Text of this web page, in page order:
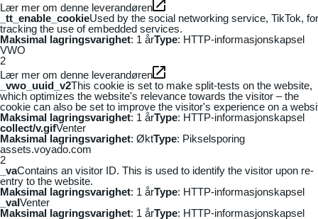
Lær mer om denne leverandøren
_tt_enable_cookieUsed by the social networking service, TikTok, for
tracking the use of embedded services.
Maksimal lagringsvarighet: 1 årType: HTTP-informasjonskapsel
VWO
2
Lær mer om denne leverandøren
_vwo_uuid_v2This cookie is set to make split-tests on the website,
which optimizes the website's relevance towards the visitor – the
cookie can also be set to improve the visitor's experience on a
Maksimal lagringsvarighet: 1 årType: HTTP-informasjonskapsel
collect/v.gifVenter
Maksimal lagringsvarighet: ØktType: Pikselsporing
assets.voyado.com
2
_vaContains an visitor ID. This is used to identify the visitor upon re-
entry to the website.
Maksimal lagringsvarighet: 1 årType: HTTP-informasjonskapsel
_vaIVenter
Maksimal lagringsvarighet: 1 årType: HTTP-informasjonskapsel